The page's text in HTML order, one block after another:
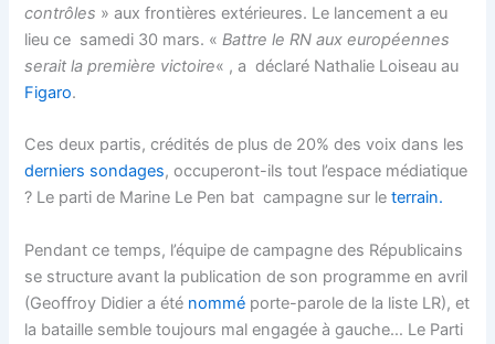
contrôles » aux frontières extérieures. Le lancement a eu
lieu ce samedi 30 mars. «Battre le RN aux européennes
serait la première victoire« , a déclaré Nathalie Loiseau au
Figaro.
Ces deux partis, crédités de plus de 20% des voix dans les
derniers sondages, occuperont-ils tout l’espace médiatique
? Le parti de Marine Le Pen bat campagne sur leterrain.
Pendant ce temps, l’équipe de campagne des Républicains
se structure avant la publication de son programme en avril
(Geoffroy Didier a été nommé porte-parole de la liste LR), et
la bataille semble toujours mal engagée à gauche… Le Parti